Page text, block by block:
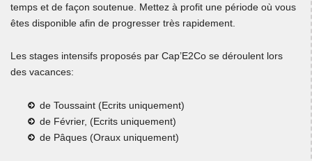
temps et de façon soutenue. Mettez à profit une période où vous
êtes disponible afin de progresser très rapidement.
Les stages intensifs proposés par Cap’E2Co se déroulent lors
des vacances:
de Toussaint (Ecrits uniquement)
de Février, (Ecrits uniquement)
de Pâques (Oraux uniquement)